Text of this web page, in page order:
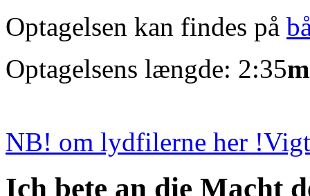
Optagelsen kan findes på
Optagelsens længde: 2:35
NB! om lydfilerne her !
Ich bete an die Macht